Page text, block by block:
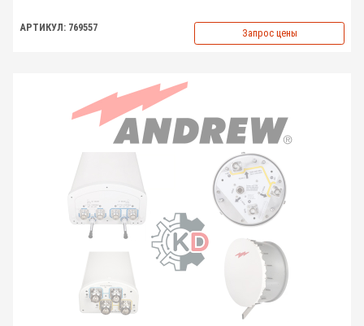
АРТИКУЛ: 769557 Запрос цены